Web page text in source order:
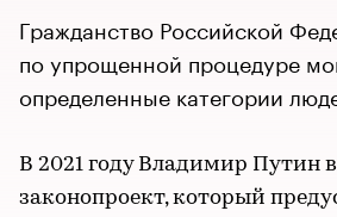
Гражданство Российской
по упрощенной процедуре
определенные категории
В 2021 году Владимир Путин
законопроект, который